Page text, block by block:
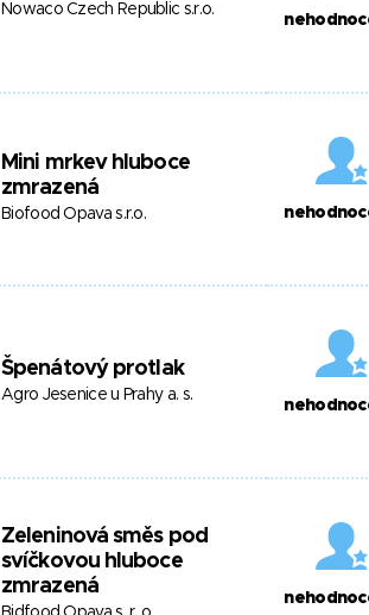
Nowaco Czech Republic s.r.o.
Mini mrkev hluboce
zmrazená
Biofood Opava s.r.o.
Špenátový protlak
Agro Jesenice u Prahy a. s.
Zeleninová směs pod
svíčkovou hluboce
zmrazená